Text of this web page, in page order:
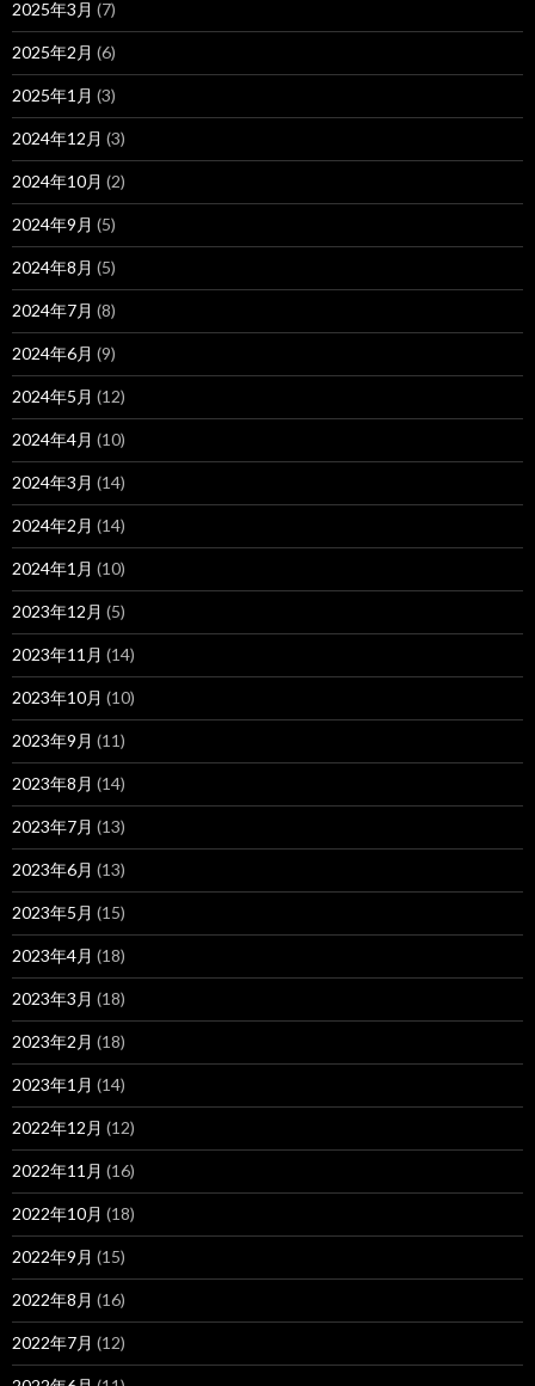
2025年3月 (7)
2025年2月 (6)
2025年1月 (3)
2024年12月 (3)
2024年10月 (2)
2024年9月 (5)
2024年8月 (5)
2024年7月 (8)
2024年6月 (9)
2024年5月 (12)
2024年4月 (10)
2024年3月 (14)
2024年2月 (14)
2024年1月 (10)
2023年12月 (5)
2023年11月 (14)
2023年10月 (10)
2023年9月 (11)
2023年8月 (14)
2023年7月 (13)
2023年6月 (13)
2023年5月 (15)
2023年4月 (18)
2023年3月 (18)
2023年2月 (18)
2023年1月 (14)
2022年12月 (12)
2022年11月 (16)
2022年10月 (18)
2022年9月 (15)
2022年8月 (16)
2022年7月 (12)